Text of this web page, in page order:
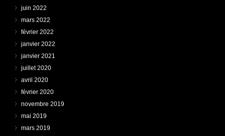
juin 2022
mars 2022
février 2022
janvier 2022
janvier 2021
juillet 2020
avril 2020
février 2020
novembre 2019
mai 2019
mars 2019